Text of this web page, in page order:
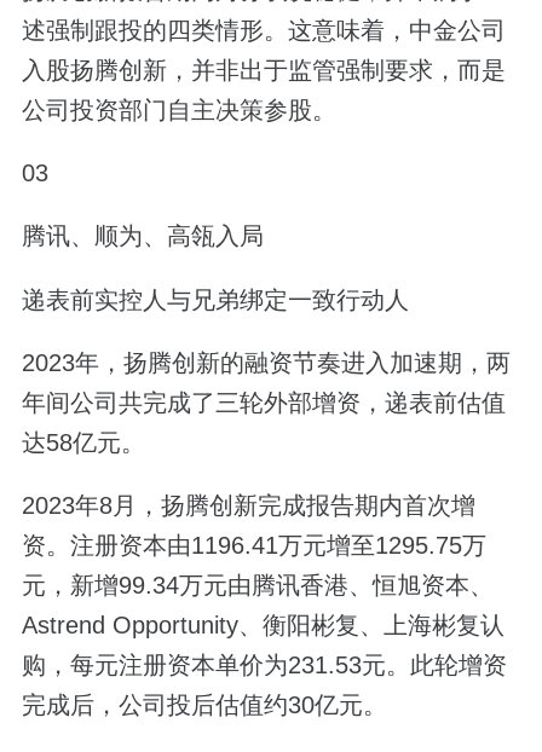
述强制跟投的四类情形。这意味着，中金公司
入股扬腾创新，并非出于监管强制要求，而是
公司投资部门自主决策参股。
03
腾讯、顺为、高瓴入局
递表前实控人与兄弟绑定一致行动人
2023年，扬腾创新的融资节奏进入加速期，两
年间公司共完成了三轮外部增资，递表前估值
达58亿元。
2023年8月，扬腾创新完成报告期内首次增
资。注册资本由1196.41万元增至1295.75万
元，新增99.34万元由腾讯香港、恒旭资本、
Astrend Opportunity、衡阳彬复、上海彬复认
购，每元注册资本单价为231.53元。此轮增资
完成后，公司投后估值约30亿元。